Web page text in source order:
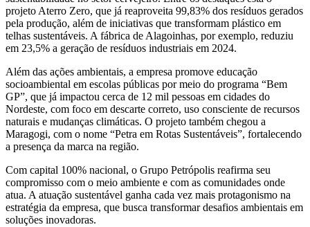
projeto Aterro Zero, que já reaproveita 99,83% dos resíduos gerados
pela produção, além de iniciativas que transformam plástico em
telhas sustentáveis. A fábrica de Alagoinhas, por exemplo, reduziu
em 23,5% a geração de resíduos industriais em 2024.
Além das ações ambientais, a empresa promove educação
socioambiental em escolas públicas por meio do programa “Bem
GP”, que já impactou cerca de 12 mil pessoas em cidades do
Nordeste, com foco em descarte correto, uso consciente de recursos
naturais e mudanças climáticas. O projeto também chegou a
Maragogi, com o nome “Petra em Rotas Sustentáveis”, fortalecendo
a presença da marca na região.
Com capital 100% nacional, o Grupo Petrópolis reafirma seu
compromisso com o meio ambiente e com as comunidades onde
atua. A atuação sustentável ganha cada vez mais protagonismo na
estratégia da empresa, que busca transformar desafios ambientais em
soluções inovadoras.